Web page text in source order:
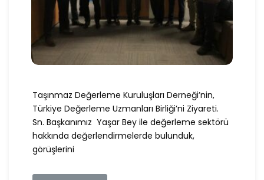
Taşınmaz Değerleme Kuruluşları Derneği’nin,
Türkiye Değerleme Uzmanları Birliği’ni Ziyareti.
Sn. Başkanımız Yaşar Bey ile değerleme sektörü
hakkında değerlendirmelerde bulunduk,
görüşlerini